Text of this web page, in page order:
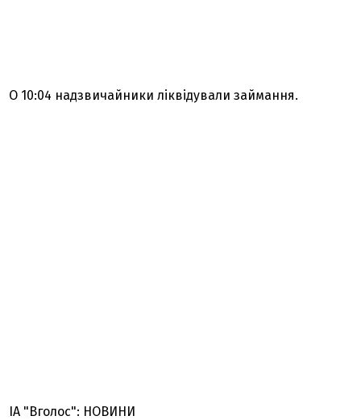
О 10:04 надзвичайники ліквідували займання.
ІА "Вголос": НОВИНИ